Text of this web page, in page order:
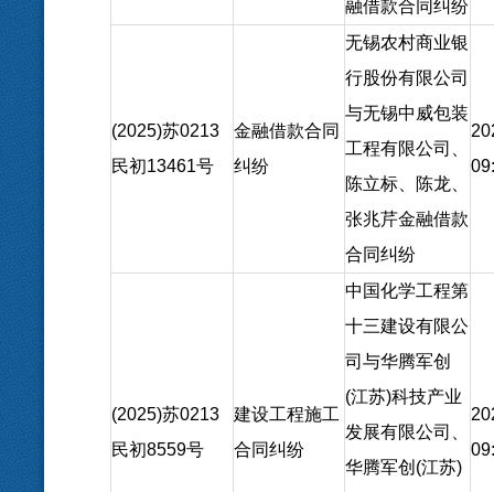
融借款合同纠纷
(2025)苏0213
民初13461号
金融借款合同
纠纷
无锡农村商业银
行股份有限公司
与无锡中威包装
工程有限公司、
陈立标、陈龙、
张兆芹金融借款
合同纠纷
(2025)苏0213
民初8559号
建设工程施工
合同纠纷
中国化学工程第
十三建设有限公
司与华腾军创
(江苏)科技产业
发展有限公司、
华腾军创(江苏)